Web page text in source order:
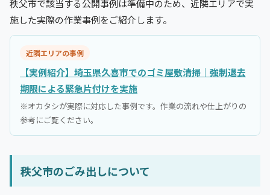
秩父市で該当する公開事例は準備中のため、近隣エリアで実
施した実際の作業事例をご紹介します。
近隣エリアの事例
【実例紹介】埼玉県久喜市でのゴミ屋敷清掃｜強制退去
期限による緊急片付けを実施
※オカタシが実際に対応した事例です。作業の流れや仕上がりの
参考にご覧ください。
秩父市のごみ出しについて